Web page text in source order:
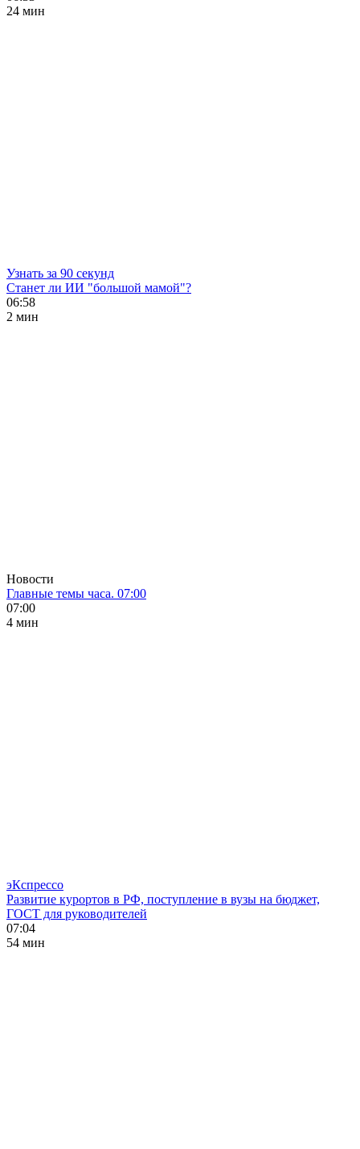
24 мин
Узнать за 90 секунд
Станет ли ИИ "большой мамой"?
06:58
2 мин
Новости
Главные темы часа. 07:00
07:00
4 мин
эКспрессо
Развитие курортов в РФ, поступление в вузы на бюджет,
ГОСТ для руководителей
07:04
54 мин